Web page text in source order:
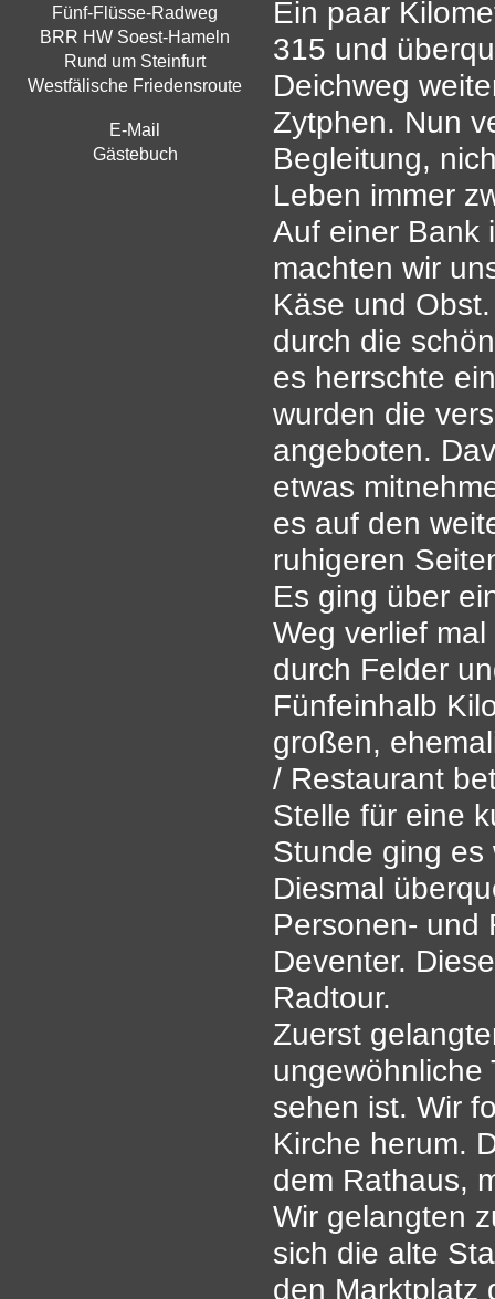
Fünf-Flüsse-Radweg
BRR HW Soest-Hameln
Rund um Steinfurt
Westfälische Friedensroute
E-Mail
Gästebuch
Ein paar
315 und
Deichweg
Zytphen. Nun
Begleitung,
Leben immer
Auf einer Bank
machten wir
Käse und
durch die
es herrschte
wurden die
angeboten.
etwas
es auf den
ruhigeren
Es ging über
Weg verlief
durch Felder
Fünfeinhalb
großen,
/ Restaurant
Stelle für eine
Stunde ging es
Diesmal
Personen- und
Deventer.
Radtour.
Zuerst
ungewöhnliche
sehen ist. Wir
Kirche herum.
dem Rathaus,
Wir gelangten
sich die alte
den Marktplatz